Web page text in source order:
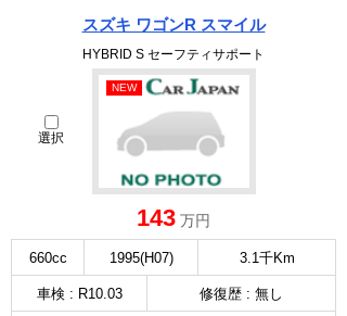
スズキ ワゴンR スマイル
HYBRID S セーフティサポート
選択
NEW
143 万円
660cc 1995(H07) 3.1千Km
車検 : R10.03 修復歴 : 無し